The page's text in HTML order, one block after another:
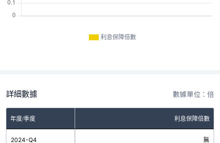
利息保障倍數
詳細數據 數據單位：倍
年度/季度 利息保障倍數
2024-Q4 無